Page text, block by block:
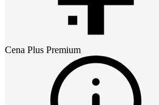
Cena Plus Premium